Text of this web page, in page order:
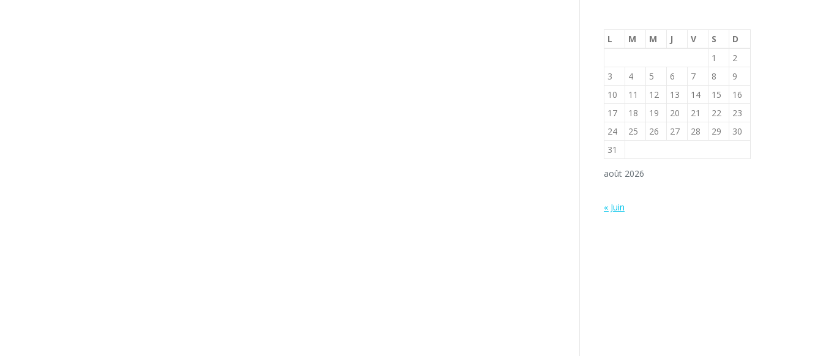
août 2026
L M M J V S
D
1
2
3
4 5 6 7 8
9
10
11 12 13 14 15
16
17
18 19 20 21 22
23
24
25 26 27 28 29
30
31
« Juin